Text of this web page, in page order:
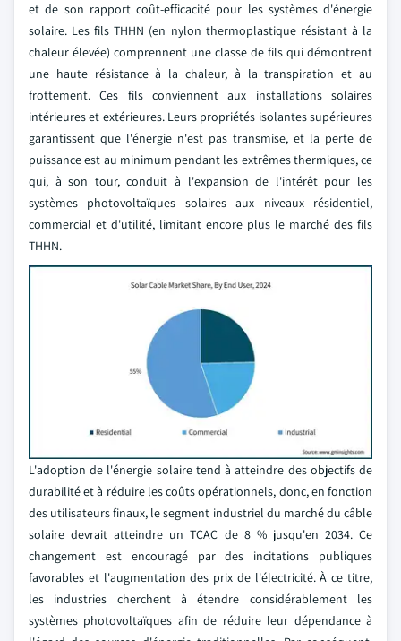
et de son rapport coût-efficacité pour les systèmes d'énergie
solaire. Les fils THHN (en nylon thermoplastique résistant à la
chaleur élevée) comprennent une classe de fils qui démontrent
une haute résistance à la chaleur, à la transpiration et au
frottement. Ces fils conviennent aux installations solaires
intérieures et extérieures. Leurs propriétés isolantes supérieures
garantissent que l'énergie n'est pas transmise, et la perte de
puissance est au minimum pendant les extrêmes thermiques, ce
qui, à son tour, conduit à l'expansion de l'intérêt pour les
systèmes photovoltaïques solaires aux niveaux résidentiel,
commercial et d'utilité, limitant encore plus le marché des fils
THHN.
L'adoption de l'énergie solaire tend à atteindre des objectifs de
durabilité et à réduire les coûts opérationnels, donc, en fonction
des utilisateurs finaux, le segment industriel du marché du câble
solaire devrait atteindre un TCAC de 8 % jusqu'en 2034. Ce
changement est encouragé par des incitations publiques
favorables et l'augmentation des prix de l'électricité. À ce titre,
les industries cherchent à étendre considérablement les
systèmes photovoltaïques afin de réduire leur dépendance à